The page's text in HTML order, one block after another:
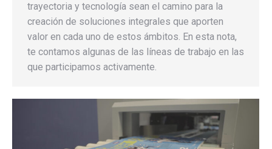
trayectoria y tecnología sean el camino para la
creación de soluciones integrales que aporten
valor en cada uno de estos ámbitos. En esta nota,
te contamos algunas de las líneas de trabajo en las
que participamos activamente.